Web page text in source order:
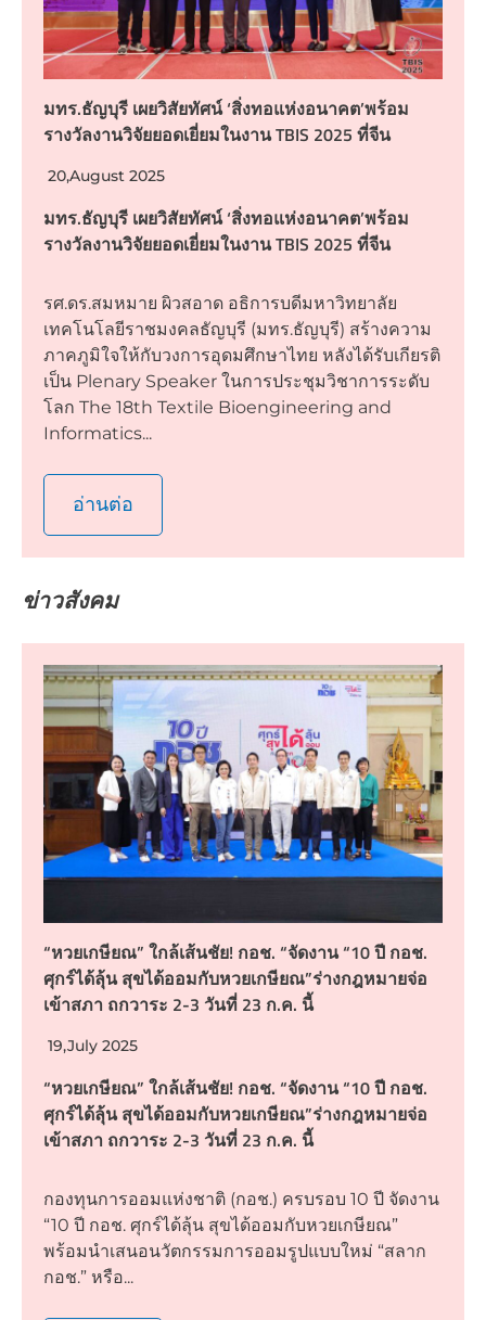
มทร.ธัญบุรี เผยวิสัยทัศน์ ‘สิ่งทอแห่งอนาคต’พร้อม
รางวัลงานวิจัยยอดเยี่ยมในงาน TBIS 2025 ที่จีน
20,August 2025
มทร.ธัญบุรี เผยวิสัยทัศน์ ‘สิ่งทอแห่งอนาคต’พร้อม
รางวัลงานวิจัยยอดเยี่ยมในงาน TBIS 2025 ที่จีน
รศ.ดร.สมหมาย ผิวสอาด อธิการบดีมหาวิทยาลัย
เทคโนโลยีราชมงคลธัญบุรี (มทร.ธัญบุรี) สร้างความ
ภาคภูมิใจให้กับวงการอุดมศึกษาไทย หลังได้รับเกียรติ
เป็น Plenary Speaker ในการประชุมวิชาการระดับ
โลก The 18th Textile Bioengineering and
Informatics...
อ่านต่อ
ข่าวสังคม
“หวยเกษียณ” ใกล้เส้นชัย! กอช. “จัดงาน “10 ปี กอช.
ศุกร์ได้ลุ้น สุขได้ออมกับหวยเกษียณ”ร่างกฎหมายจ่อ
เข้าสภา ถกวาระ 2-3 วันที่ 23 ก.ค. นี้
19,July 2025
“หวยเกษียณ” ใกล้เส้นชัย! กอช. “จัดงาน “10 ปี กอช.
ศุกร์ได้ลุ้น สุขได้ออมกับหวยเกษียณ”ร่างกฎหมายจ่อ
เข้าสภา ถกวาระ 2-3 วันที่ 23 ก.ค. นี้
กองทุนการออมแห่งชาติ (กอช.) ครบรอบ 10 ปี จัดงาน
“10 ปี กอช. ศุกร์ได้ลุ้น สุขได้ออมกับหวยเกษียณ”
พร้อมนำเสนอนวัตกรรมการออมรูปแบบใหม่ “สลาก
กอช.” หรือ...